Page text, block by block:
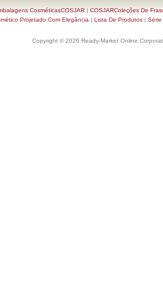
CosméticasCOSJAR| COSJARColeções De
Projetado Com Elegância | Lista De Produtos | Série
Copyright © 2026 Ready-Market Online